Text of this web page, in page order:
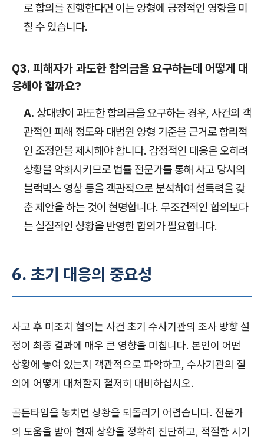
로 합의를 진행한다면 이는 양형에 긍정적인 영향을 미
칠 수 있습니다.
Q3. 피해자가 과도한 합의금을 요구하는데 어떻게 대
응해야 할까요?
A. 상대방이 과도한 합의금을 요구하는 경우, 사건의 객
관적인 피해 정도와 대법원 양형 기준을 근거로 합리적
인 조정안을 제시해야 합니다. 감정적인 대응은 오히려
상황을 악화시키므로 법률 전문가를 통해 사고 당시의
블랙박스 영상 등을 객관적으로 분석하여 설득력을 갖
춘 제안을 하는 것이 현명합니다. 무조건적인 합의보다
는 실질적인 상황을 반영한 합의가 필요합니다.
6. 초기 대응의 중요성
사고 후 미조치 혐의는 사건 초기 수사기관의 조사 방향 설
정이 최종 결과에 매우 큰 영향을 미칩니다. 본인이 어떤
상황에 놓여 있는지 객관적으로 파악하고, 수사기관의 질
의에 어떻게 대처할지 철저히 대비하십시오.
골든타임을 놓치면 상황을 되돌리기 어렵습니다. 전문가
의 도움을 받아 현재 상황을 정확히 진단하고, 적절한 시기